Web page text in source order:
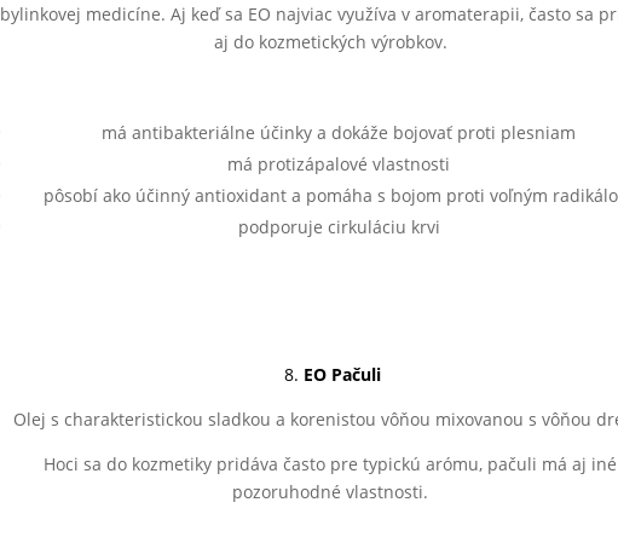
bylinkovej medicíne. Aj keď sa EO najviac využíva v aromaterapii, často sa
aj do kozmetických výrobkov.
má antibakteriálne účinky a dokáže bojovať proti plesniam
má protizápalové vlastnosti
pôsobí ako účinný antioxidant a pomáha s bojom proti voľným
podporuje cirkuláciu krvi
8. EO Pačuli
Olej s charakteristickou sladkou a korenistou vôňou mixovanou s vôňou
Hoci sa do kozmetiky pridáva často pre typickú arómu, pačuli má aj iné
pozoruhodné vlastnosti.